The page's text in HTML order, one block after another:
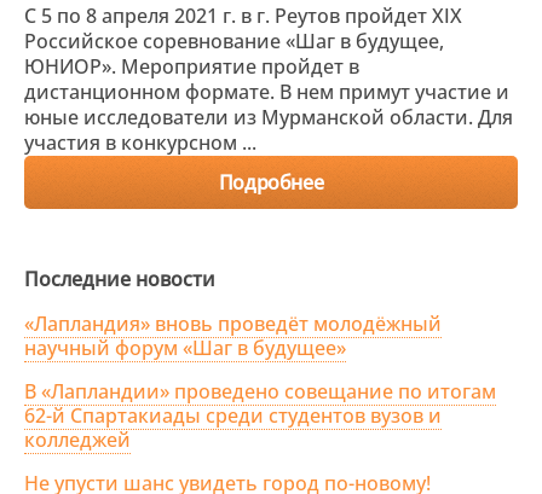
С 5 по 8 апреля 2021 г. в г. Реутов пройдет XIX
Российское соревнование «Шаг в будущее,
ЮНИОР». Мероприятие пройдет в
дистанционном формате. В нем примут участие и
юные исследователи из Мурманской области. Для
участия в конкурсном ...
Подробнее
Последние новости
«Лапландия» вновь проведёт молодёжный
научный форум «Шаг в будущее»
В «Лапландии» проведено совещание по итогам
62-й Спартакиады среди студентов вузов и
колледжей
Не упусти шанс увидеть город по-новому!